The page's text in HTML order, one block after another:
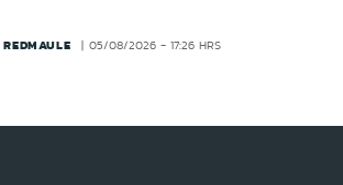
REDMAULE 05/08/2026 - 17:26 HRS